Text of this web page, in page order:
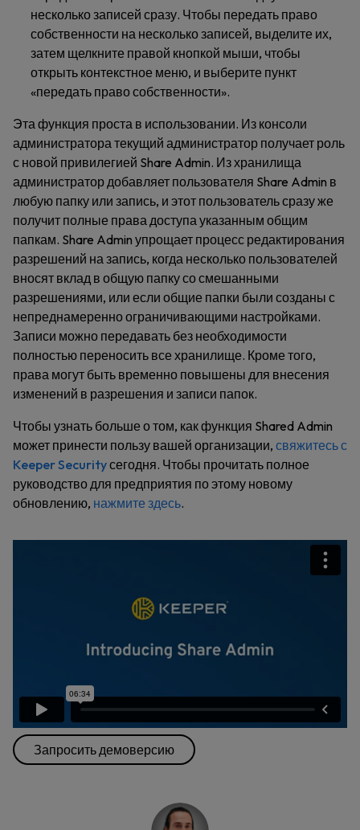
несколько записей сразу. Чтобы передать право
собственности на несколько записей, выделите их,
затем щелкните правой кнопкой мыши, чтобы
открыть контекстное меню, и выберите пункт
«передать право собственности».
Эта функция проста в использовании. Из консоли
администратора текущий администратор получает роль
с новой привилегией Share Admin. Из хранилища
администратор добавляет пользователя Share Admin в
любую папку или запись, и этот пользователь сразу же
получит полные права доступа указанным общим
папкам. Share Admin упрощает процесс редактирования
разрешений на запись, когда несколько пользователей
вносят вклад в общую папку со смешанными
разрешениями, или если общие папки были созданы с
непреднамеренно ограничивающими настройками.
Записи можно передавать без необходимости
полностью переносить все хранилище. Кроме того,
права могут быть временно повышены для внесения
изменений в разрешения и записи папок.
Чтобы узнать больше о том, как функция Shared Admin
может принести пользу вашей организации, свяжитесь с
Keeper Securityсегодня. Чтобы прочитать полное
руководство для предприятия по этому новому
обновлению, нажмите здесь.
Запросить демоверсию